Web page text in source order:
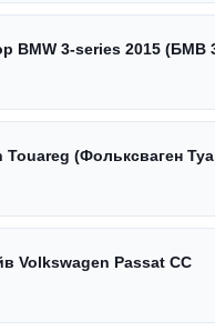
BMW 3-series 2015 (БМВ
(Фольксваген
Volkswagen Passat CC